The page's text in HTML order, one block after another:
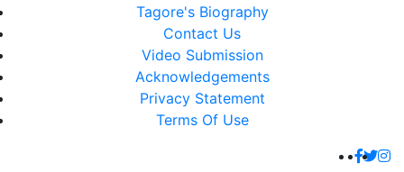
Tagore's Biography
Contact Us
Video Submission
Acknowledgements
Privacy Statement
Terms Of Use